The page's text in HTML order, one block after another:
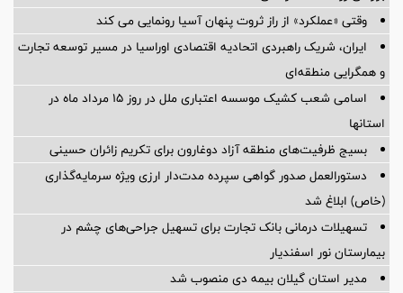
وقتی «عملکرد» از راز ثروت پنهان آسیا رونمایی می کند
ایران، شریک راهبردی اتحادیه اقتصادی اوراسیا در مسیر توسعه تجارت
و همگرایی منطقه‌ای
اسامی شعب کشیک موسسه اعتباری ملل در روز 15 مرداد ماه در
استانها
بسیج ظرفیت‌های منطقه آزاد دوغارون برای تکریم زائران حسینی
دستورالعمل صدور گواهی سپرده مدت‌دار ارزی ویژه سرمایه‌گذاری
(خاص) ابلاغ شد
تسهیلات درمانی بانک تجارت برای تسهیل جراحی‌های چشم در
بیمارستان نور اسفندیار
مدیر استان گیلان بیمه دی منصوب شد